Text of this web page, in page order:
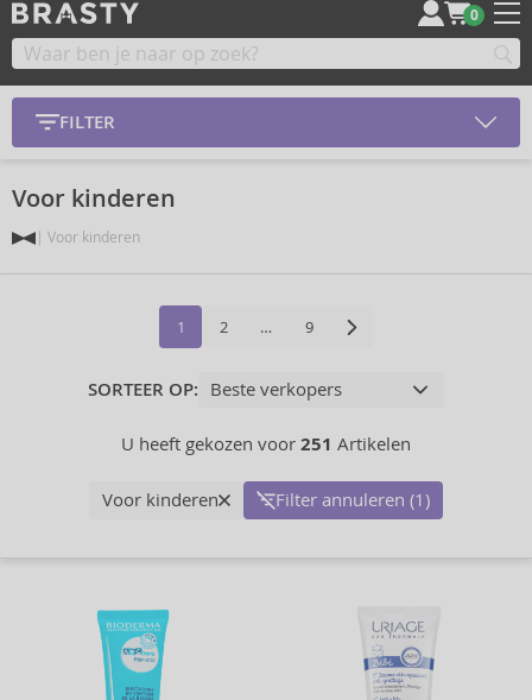
0
FILTER
Voor kinderen
Voor kinderen
1 2 … 9
SORTEER OP:
U heeft gekozen voor 251 Artikelen
Voor kinderen Filter annuleren (1)